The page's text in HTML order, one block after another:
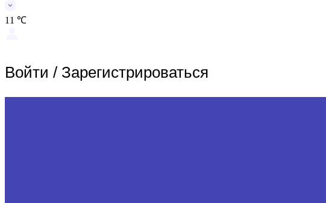
11 ℃
Войти / Зарегистрироваться